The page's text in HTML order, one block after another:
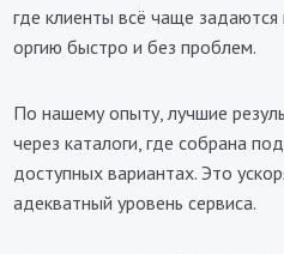
где клиенты всё чаще задаются
оргию быстро и без проблем.
По нашему опыту, лучшие
через каталоги, где собрана
доступных вариантах. Это
адекватный уровень сервиса.